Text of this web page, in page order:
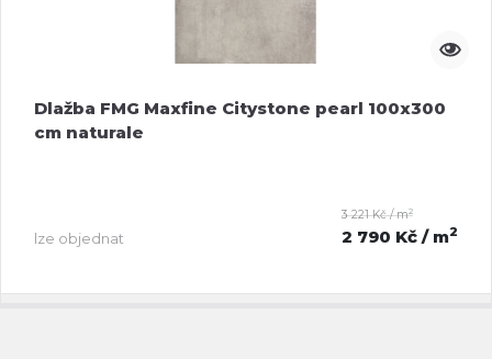
Dlažba FMG Maxfine Citystone pearl 100x300
cm naturale
lze objednat
3 221 Kč / m2
2 790 Kč / m2